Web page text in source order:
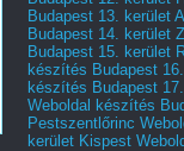
Budapest 13. kerület
Budapest 14. kerület
Budapest 15. kerület
készítés Budapest
készítés Budapest
Weboldal készítés
Pestszentlőrinc
kerület Kispest